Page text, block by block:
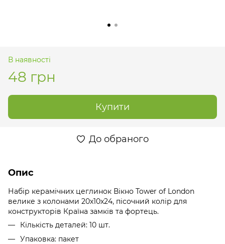
В наявності
48 грн
Купити
До обраного
Опис
Набір керамічних цеглинок Вікно Tower of London
велике з колонами 20х10х24, пісочний колір для
конструкторів Країна замків та фортець.
Кількість деталей: 10 шт.
Упаковка: пакет